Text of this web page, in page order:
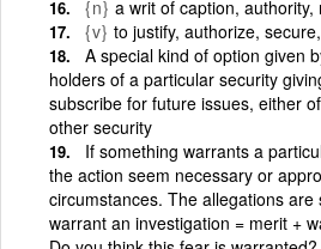
{n} a writ of caption, authority,
{v} to justify, authorize,
A special kind of option given
holders of a particular security
subscribe for future issues, either
other security
If something warrants a
the action seem necessary or
circumstances. The allegations are
warrant an investigation = merit +